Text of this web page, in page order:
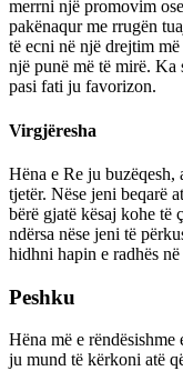
merrni një promovim
pakënaqur me rrugën
të ecni në një drejtim
një punë më të mirë. Ka
pasi fati ju favorizon.
Virgjëresha
Hëna e Re ju buzëqesh,
tjetër. Nëse jeni beqarë
bërë gjatë kësaj kohe të
ndërsa nëse jeni të
hidhni hapin e radhës
Peshku
Hëna më e
ju mund të kërkoni atë